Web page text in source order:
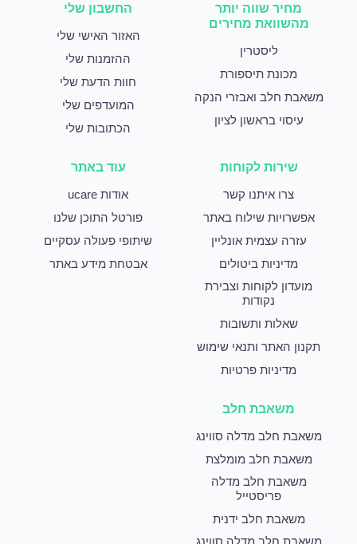
מחיר שווה יותר
מהשוואת מחירים
ליסטרין
מכונת תיספורת
משאבת חלב ואבזרי הנקה
עיסוי בראשון לציון
החשבון שלי
האזור האישי שלי
ההזמנות שלי
חוות הדעת שלי
המועדפים שלי
הכתובות שלי
שירות לקוחות
צרו איתנו קשר
אפשרויות שילוח באתר
עזרה עצמית אונליין
מדיניות ביטולים
מועדון לקוחות וצבירת
נקודות
שאלות ותשובות
תקנון האתר ותנאי שימוש
מדיניות פרטיות
עוד באתר
אודות ucare
פורטל התוכן שלנו
שיתופי פעולה עסקיים
אבטחת מידע באתר
משאבת חלב
משאבת חלב מדלה סווינג
משאבת חלב מומלצת
משאבת חלב מדלה
פריסטייל
משאבת חלב ידנית